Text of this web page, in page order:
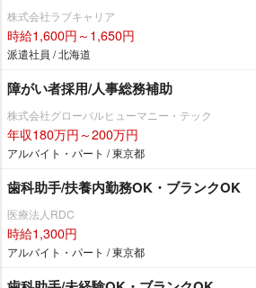
株式会社ラブキャリア
時給1,600円～1,650円
派遣社員 / 北海道
障がい者採用/人事総務補助
株式会社グローバルヒューマニー・テック
年収180万円～200万円
アルバイト・パート / 東京都
歯科助手/扶養内勤務OK・ブランクOK
医療法人RDC
時給1,300円
アルバイト・パート / 東京都